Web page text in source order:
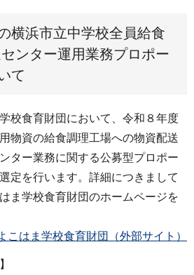
横浜市立中学校全員給食
ンター運用業務プロポー
て
校食育財団において、令和８年度
物資の給食調理工場への物資配送
ター業務に関する公募型プロポー
定を行います。詳細につきまして
ま学校食育財団のホームページを
こはま学校食育財団（外部サイト）